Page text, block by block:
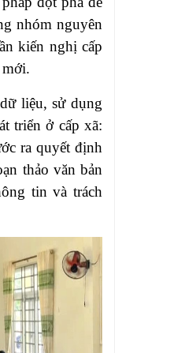
nhóm nguyên
kiến nghị cấp
liệu, sử dụng
triển ở cấp xã:
ra quyết định
thảo văn bản
tin và trách